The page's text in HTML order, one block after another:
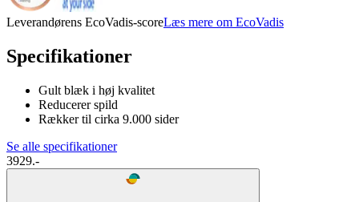
Leverandørens EcoVadis-scoreLæs mere om EcoVadis
Specifikationer
Gult blæk i høj kvalitet
Reducerer spild
Rækker til cirka 9.000 sider
Se alle specifikationer
3929.-